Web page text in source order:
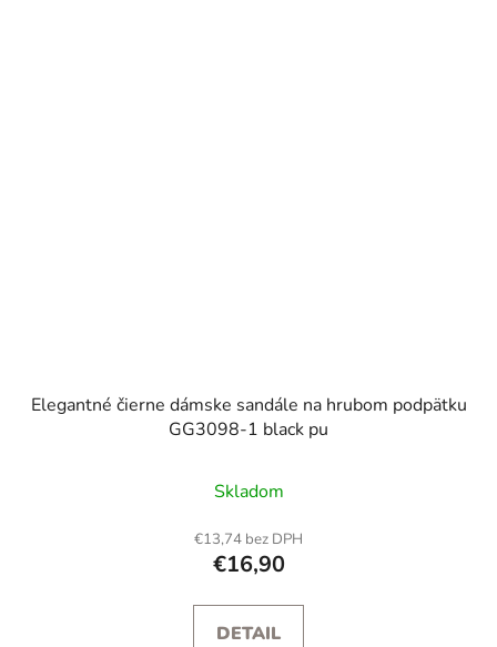
Elegantné čierne dámske sandále na hrubom podpätku
GG3098-1 black pu
Skladom
€13,74 bez DPH
€16,90
DETAIL